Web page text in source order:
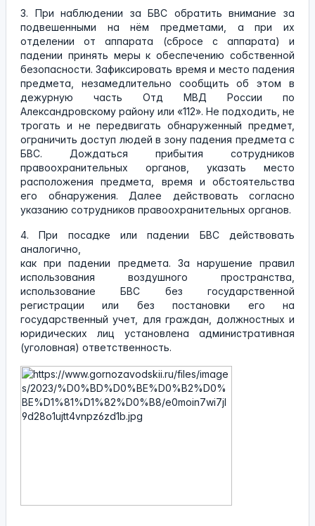
3. При наблюдении за БВС обратить внимание за
подвешенными на нём предметами, а при их
отделении от аппарата (сбросе с аппарата) и
падении принять меры к обеспечению собственной
безопасности. Зафиксировать время и место падения
предмета, незамедлительно сообщить об этом в
дежурную часть Отд МВД России по
Александровскому району или «112». Не подходить, не
трогать и не передвигать обнаруженный предмет,
ограничить доступ людей в зону падения предмета с
БВС. Дождаться прибытия сотрудников
правоохранительных органов, указать место
расположения предмета, время и обстоятельства
его обнаружения. Далее действовать согласно
указанию сотрудников правоохранительных органов.
4. При посадке или падении БВС действовать
аналогично,
как при падении предмета. За нарушение правил
использования воздушного пространства,
использование БВС без государственной
регистрации или без постановки его на
государственный учет, для граждан, должностных и
юридических лиц установлена административная
(уголовная) ответственность.